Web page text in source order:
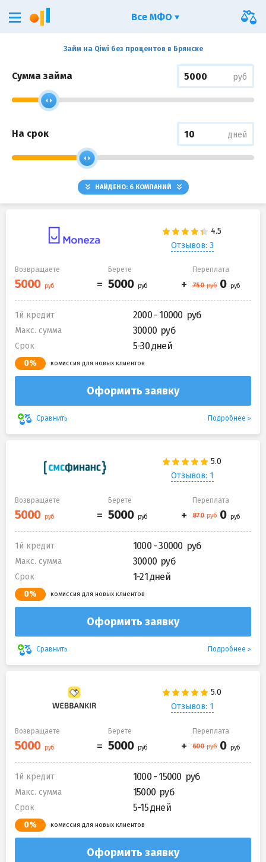
Займ на Qiwi без процентов в Брянске
Сумма займа руб
На срок дней
НАЙДЕНО: 6КОМПАНИЙ
Отзывов: 3
Возвращаете Берете Переплата
1й кредит 2000 - 10000
Макс. сумма 30000
Срок 5-30 дней
0% комиссия для новых клиентов
Оформить заявку
Сравнить Подробнее
Отзывов: 1
Возвращаете Берете Переплата
1й кредит 1000 - 30000
Макс. сумма 30000
Срок 1-21 дней
0% комиссия для новых клиентов
Оформить заявку
Сравнить Подробнее
Отзывов: 1
Возвращаете Берете Переплата
1й кредит 1000 - 15000
Макс. сумма 15000
Срок 5-15 дней
0% комиссия для новых клиентов
Оформить заявку
Все МФО